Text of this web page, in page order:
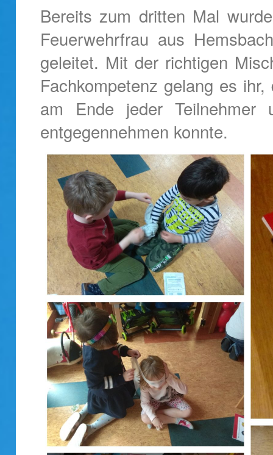
Bereits zum dritten Mal
Feuerwehrfrau aus
geleitet. Mit der richtigen
Fachkompetenz gelang es
am Ende jeder Teilnehmer
entgegennehmen konnte.